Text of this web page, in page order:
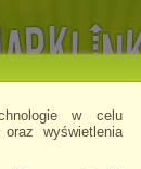
w celu
wyświetlenia